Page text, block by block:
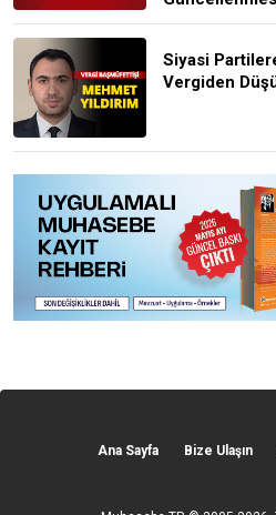
Siyasi
Vergiden
Ana Sayfa Bize Ulaşın